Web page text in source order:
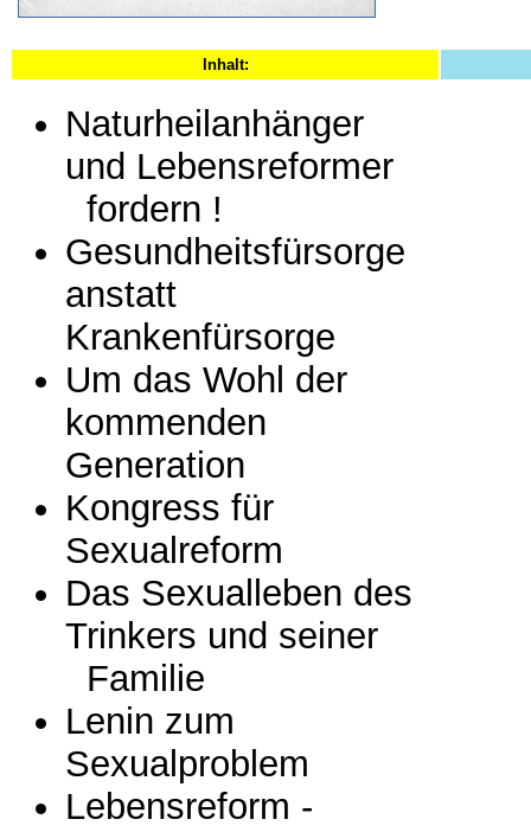
Inhalt:
Naturheilanhänger
und Lebensreformer
fordern !
Gesundheitsfürsorge
anstatt
Krankenfürsorge
Um das Wohl der
kommenden
Generation
Kongress für
Sexualreform
Das Sexualleben des
Trinkers und seiner
Familie
Lenin zum
Sexualproblem
Lebensreform -